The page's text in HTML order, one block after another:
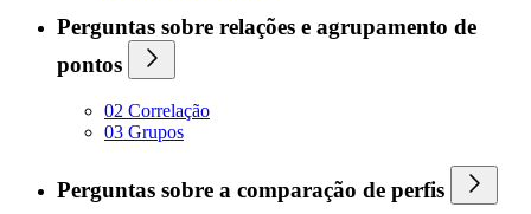
Perguntas sobre relações e agrupamento de
pontos
02 Correlação
03 Grupos
Perguntas sobre a comparação de perfis